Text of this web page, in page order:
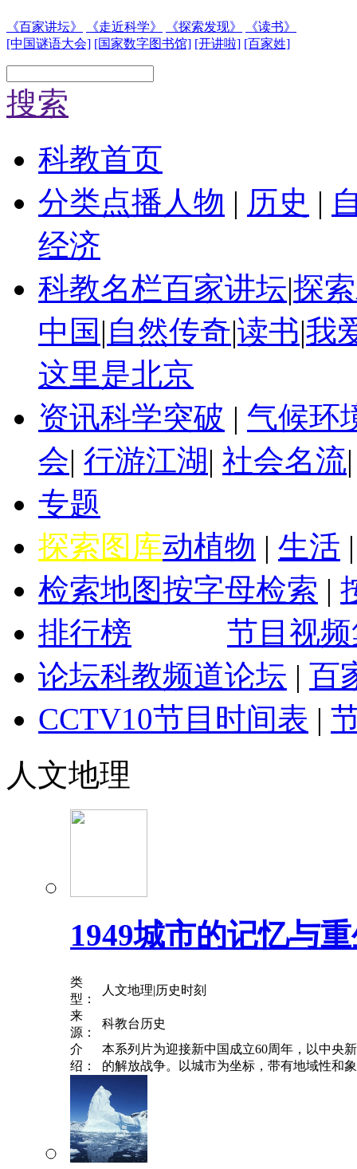
《百家讲坛》 《走近科学》 《探索发现》
《读书》
[中国谜语大会] [国家数字图书馆] [开讲啦] [百家姓]
搜索
科教首页
分类点播 人物 | 历史 |
经济
科教名栏百家讲坛|探
中国 |自然传奇|读书|我
这里是北京
资讯科学突破 | 气候环
会| 行游江湖| 社会名流
专题
探索图库动植物 | 生活
检索地图按字母检索 |
排行榜
节目视
论坛科教频道论坛 | 百
CCTV10节目时间表 |
人文地理
1949城市的记忆与
类
型：
人文地理|历史时刻
来
源：
科教台历史
介
绍：
本系列片为迎接新中国成立60周年，以中央
的解放战争。以城市为坐标，带有地域性和